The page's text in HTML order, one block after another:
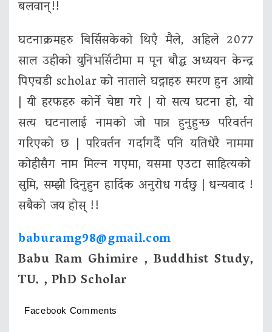
बलवान्!!
घटनाक्रमहरु बिर्सिसकेको थिएँ मैले, अहिले 2077
साल उहीको युनिभर्सिटीमा म पून बौद्ध अध्ययन केन्द्र
पिएचडी scholar को नाताले घट्नाहरु स्मरण हुन आयो
| यी हरफहरु कोर्ने चेष्टा गरे | यो सत्य घटना हो, यो
सत्य घटनालाई नामको जो पात्र हुनुहुन्छ परिवर्तन
गरिएको छ | परिवर्तन गर्दागर्दै पनि यतिधेरै नाममा
कोहीसँग नाम मिल्न गएमा, यसमा एउटा साहित्यको
सुमि, सम्झी दिनुहुन हार्दिक अनुरोध गर्दछु | धन्यवाद !
सबैको जय होस् !!
baburamg98@gmail.com
Babu Ram Ghimire , Buddhist Study,
TU. , PhD Scholar
Facebook Comments